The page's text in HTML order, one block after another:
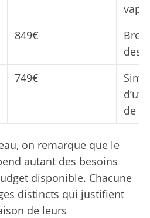
849€
749€
de
on remarque que le
autant des besoins
disponible. Chacune
distincts qui justifient
de leurs